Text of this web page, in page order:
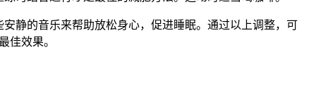
静的音乐来帮助放松身心，促进睡眠。通过以上调整，可
佳效果。